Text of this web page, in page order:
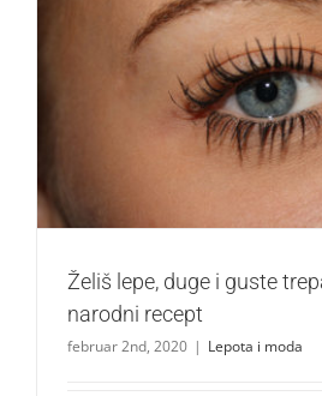
Želiš lepe, duge i guste trepavice -
Lepota i moda
Želiš lepe, duge i guste
narodni recept
februar 2nd, 2020 | Lepota i moda